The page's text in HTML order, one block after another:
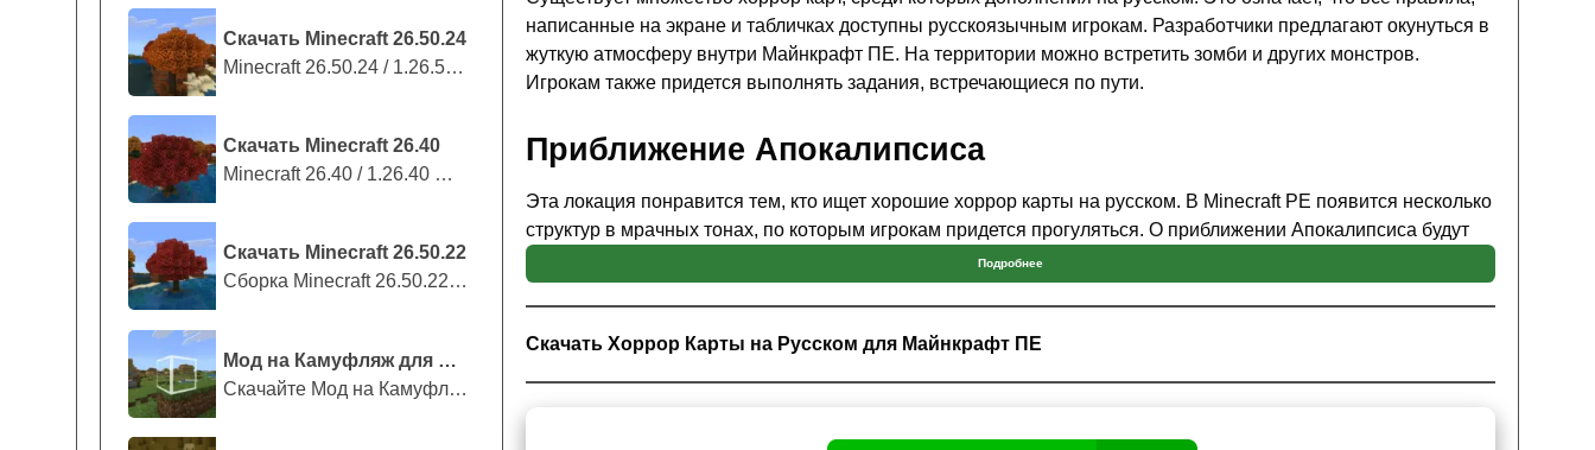
Скачать Minecraft 26.50.24
Minecraft 26.50.24 / 1.26.50.24 предс...
Скачать Minecraft 26.40
Minecraft 26.40 / 1.26.40 — стабильны...
Скачать Minecraft 26.50.22
Сборка Minecraft 26.50.22 / 1.26.50.2...
Мод на Камуфляж для Майнкрафт ПЕ
Скачайте Мод на Камуфляж на Майнкрафт...
написанные на экране и табличках доступны русскоязычным игрокам. Разработчики предлагают окунуться в
жуткую атмосферу внутри Майнкрафт ПЕ. На территории можно встретить зомби и других монстров.
Игрокам также придется выполнять задания, встречающиеся по пути.
Приближение Апокалипсиса
Эта локация понравится тем, кто ищет хорошие хоррор карты на русском. В Minecraft PE появится несколько
структур в мрачных тонах, по которым игрокам придется прогуляться. О приближении Апокалипсиса будут
напоминать зомби, которые обитают внутр здания.
Если начинать испытание в режиме выживания или приключения, стоит опасатьсянападения мобов.
Пользователям стоит обращать внимание на знаки, оставленные разработчиком на территории.
Подробнее
Скачать Хоррор Карты на Русском для Майнкрафт ПЕ